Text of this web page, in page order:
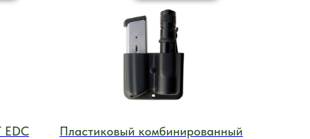
EDC
Пластиковый комбинированный